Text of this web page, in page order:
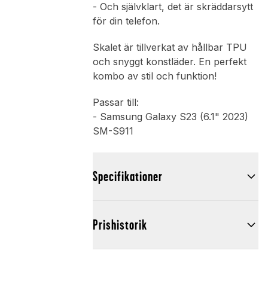
- Och självklart, det är skräddarsytt
för din telefon.
Skalet är tillverkat av hållbar TPU
och snyggt konstläder. En perfekt
kombo av stil och funktion!
Passar till:
- Samsung Galaxy S23 (6.1" 2023)
SM-S911
Specifikationer
Prishistorik